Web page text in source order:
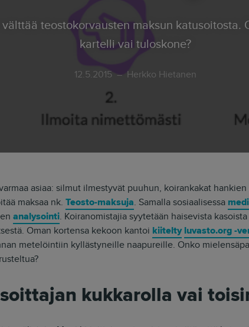
kartelli vai tuloskone?
12.5.2015 Herkko Hietanen
asiaa: silmut ilmestyvät puuhun, koirankakat hankien
maksaa nk. Teosto-maksuja. Samalla sosiaalisessa
analysointi. Koiranomistajia syytetään haisevista kasoista
Oman kortensa kekoon kantoi kiitelty luvasto.org -
metelöintiin kyllästyneille naapureille. Onko
kukkarolla vai